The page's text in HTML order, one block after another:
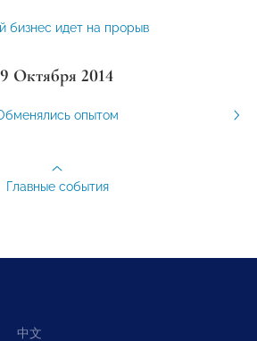
бизнес идет на прорыв
Октября 2014
опытом
Главные события
中文